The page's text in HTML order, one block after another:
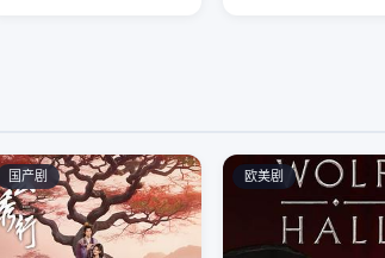
国产剧 欧美剧